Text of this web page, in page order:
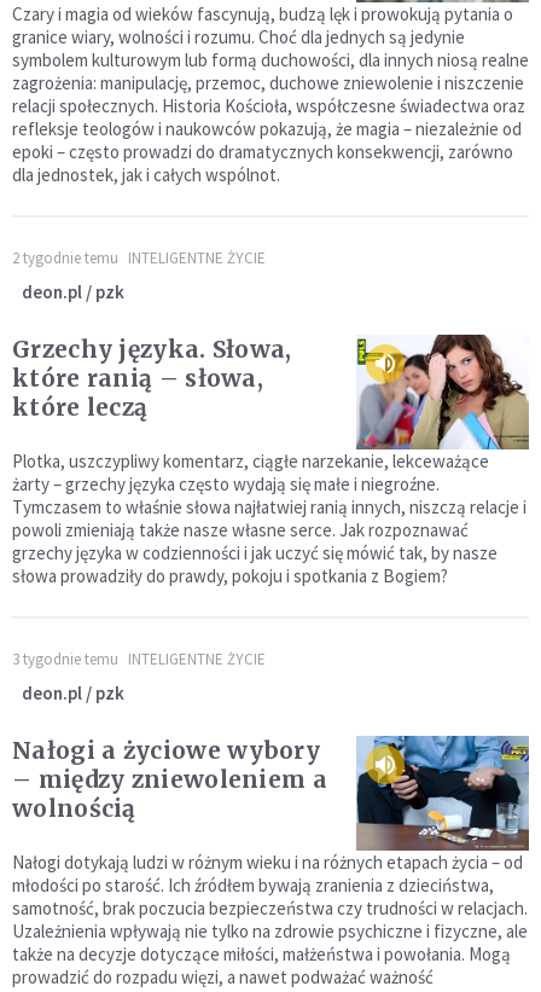
Czary i magia od wieków fascynują, budzą lęk i prowokują pytania o
granice wiary, wolności i rozumu. Choć dla jednych są jedynie
symbolem kulturowym lub formą duchowości, dla innych niosą realne
zagrożenia: manipulację, przemoc, duchowe zniewolenie i niszczenie
relacji społecznych. Historia Kościoła, współczesne świadectwa oraz
refleksje teologów i naukowców pokazują, że magia – niezależnie od
epoki – często prowadzi do dramatycznych konsekwencji, zarówno
dla jednostek, jak i całych wspólnot.
2 tygodnie temu INTELIGENTNE ŻYCIE
deon.pl / pzk
Grzechy języka. Słowa,
które ranią – słowa,
które leczą
Plotka, uszczypliwy komentarz, ciągłe narzekanie, lekceważące
żarty – grzechy języka często wydają się małe i niegroźne.
Tymczasem to właśnie słowa najłatwiej ranią innych, niszczą relacje i
powoli zmieniają także nasze własne serce. Jak rozpoznawać
grzechy języka w codzienności i jak uczyć się mówić tak, by nasze
słowa prowadziły do prawdy, pokoju i spotkania z Bogiem?
3 tygodnie temu INTELIGENTNE ŻYCIE
deon.pl / pzk
Nałogi a życiowe wybory
– między zniewoleniem a
wolnością
Nałogi dotykają ludzi w różnym wieku i na różnych etapach życia – od
młodości po starość. Ich źródłem bywają zranienia z dzieciństwa,
samotność, brak poczucia bezpieczeństwa czy trudności w relacjach.
Uzależnienia wpływają nie tylko na zdrowie psychiczne i fizyczne, ale
także na decyzje dotyczące miłości, małżeństwa i powołania. Mogą
prowadzić do rozpadu więzi, a nawet podważać ważność